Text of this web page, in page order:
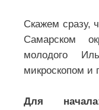
Скажем сразу,
Самарском
молодого
микроскопом и
Для